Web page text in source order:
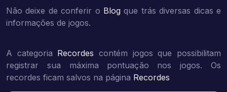
Não deixe de conferir o Blog que trás diversas dicas e
informações de jogos.
A categoria Recordes contém jogos que possibilitam
registrar sua máxima pontuação nos jogos. Os
recordes ficam salvos na página Recordes